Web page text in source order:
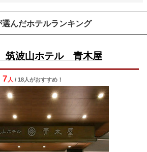
選んだホテルランキング
筑波山ホテル 青木屋
7 人 / 18人がおすすめ！